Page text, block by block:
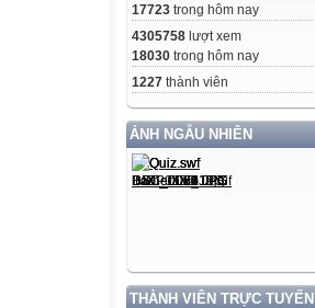
17723 trong hôm nay
4305758 lượt xem
18030 trong hôm nay
1227 thành viên
ẢNH NGẪU NHIÊN
THÀNH VIÊN TRỰC TUYẾN